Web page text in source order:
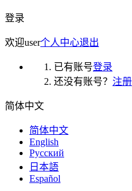
登录
欢迎user个人中心退出
已有账号登录
还没有账号？ 注册
简体中文
简体中文
English
Русский
日本語
Español